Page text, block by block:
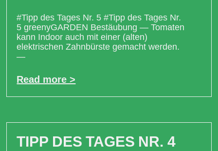
#Tipp des Tages Nr. 5 #Tipp des Tages Nr.
5 greenyGARDEN Bestäubung — Tomaten
kann Indoor auch mit einer (alten)
elektrischen Zahnbürste gemacht werden.
—
Read more >
TIPP DES TAGES NR. 4